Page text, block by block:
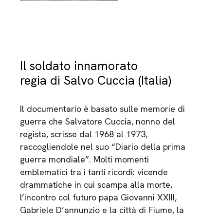
Il soldato innamorato
regia di Salvo Cuccia (Italia)
Il documentario è basato sulle memorie di
guerra che Salvatore Cuccia, nonno del
regista, scrisse dal 1968 al 1973,
raccogliendole nel suo “Diario della prima
guerra mondiale”. Molti momenti
emblematici tra i tanti ricordi: vicende
drammatiche in cui scampa alla morte,
l’incontro col futuro papa Giovanni XXIII,
Gabriele D’annunzio e la città di Fiume, la